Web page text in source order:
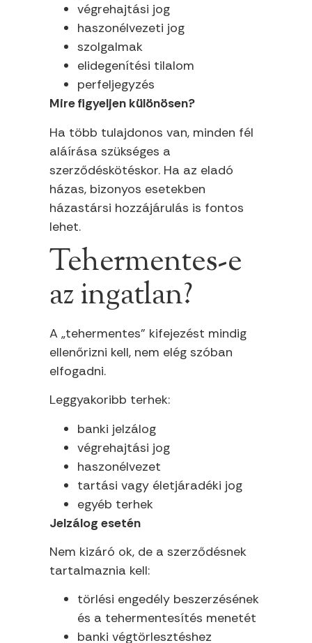
végrehajtási jog
haszonélvezeti jog
szolgalmak
elidegenítési tilalom
perfeljegyzés
Mire figyeljen különösen?
Ha több tulajdonos van, minden fél
aláírása szükséges a
szerződéskötéskor. Ha az eladó
házas, bizonyos esetekben
házastársi hozzájárulás is fontos
lehet.
Tehermentes-e
az ingatlan?
A „tehermentes” kifejezést mindig
ellenőrizni kell, nem elég szóban
elfogadni.
Leggyakoribb terhek:
banki jelzálog
végrehajtási jog
haszonélvezet
tartási vagy életjáradéki jog
egyéb terhek
Jelzálog esetén
Nem kizáró ok, de a szerződésnek
tartalmaznia kell:
törlési engedély beszerzésének
és a tehermentesítés menetét
banki végtörlesztéshez